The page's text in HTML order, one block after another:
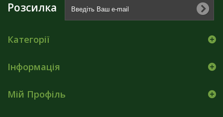
Розсилка
Категорії
Інформація
Мій Профіль